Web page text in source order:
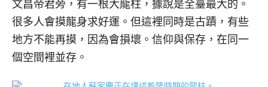
文昌帝君旁，有一根大龍柱，據說是全臺最大的。
很多人會摸龍身求好運。但這裡同時是古蹟，有些
地方不能再摸，因為會損壞。信仰與保存，在同一
個空間裡並存。